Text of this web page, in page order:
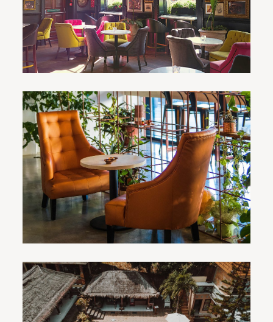
1、除尘 经常用软棉布顺着木的纹理方向擦掉家具表面的
[…]
不同风格怎样搭配家具
当前主流风格：轻奢风、现代后、北欧风、新中式等。 现
[…]
宴会餐厅的种类及其特点